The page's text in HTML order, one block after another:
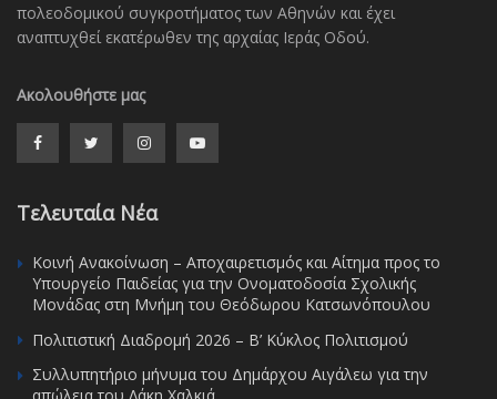
πολεοδομικού συγκροτήματος των Αθηνών και έχει
αναπτυχθεί εκατέρωθεν της αρχαίας Ιεράς Οδού.
Ακολουθήστε μας
Τελευταία Νέα
Κοινή Ανακοίνωση – Αποχαιρετισμός και Αίτημα προς το
Υπουργείο Παιδείας για την Ονοματοδοσία Σχολικής
Μονάδας στη Μνήμη του Θεόδωρου Κατσωνόπουλου
Πολιτιστική Διαδρομή 2026 – Β’ Κύκλος Πολιτισμού
Συλλυπητήριο μήνυμα του Δημάρχου Αιγάλεω για την